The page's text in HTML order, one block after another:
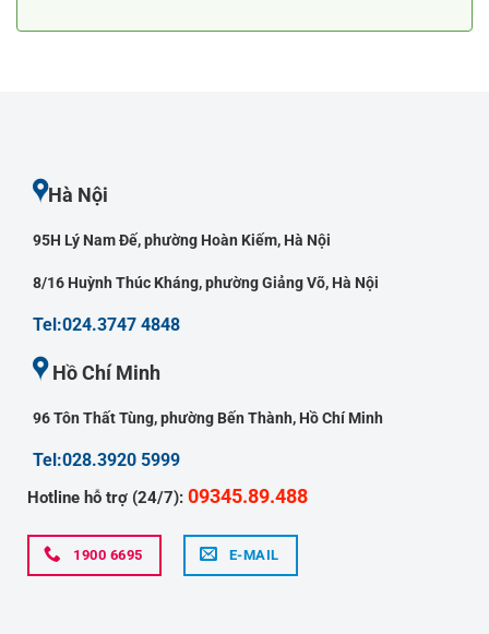
Hà Nội
95H Lý Nam Đế, phường Hoàn Kiếm, Hà Nội
8/16 Huỳnh Thúc Kháng, phường Giảng Võ, Hà Nội
Tel:024.3747 4848
Hồ Chí Minh
96 Tôn Thất Tùng, phường Bến Thành, Hồ Chí Minh
Tel:028.3920 5999
Hotline hỗ trợ (24/7): 09345.89.488
1900 6695 E-MAIL